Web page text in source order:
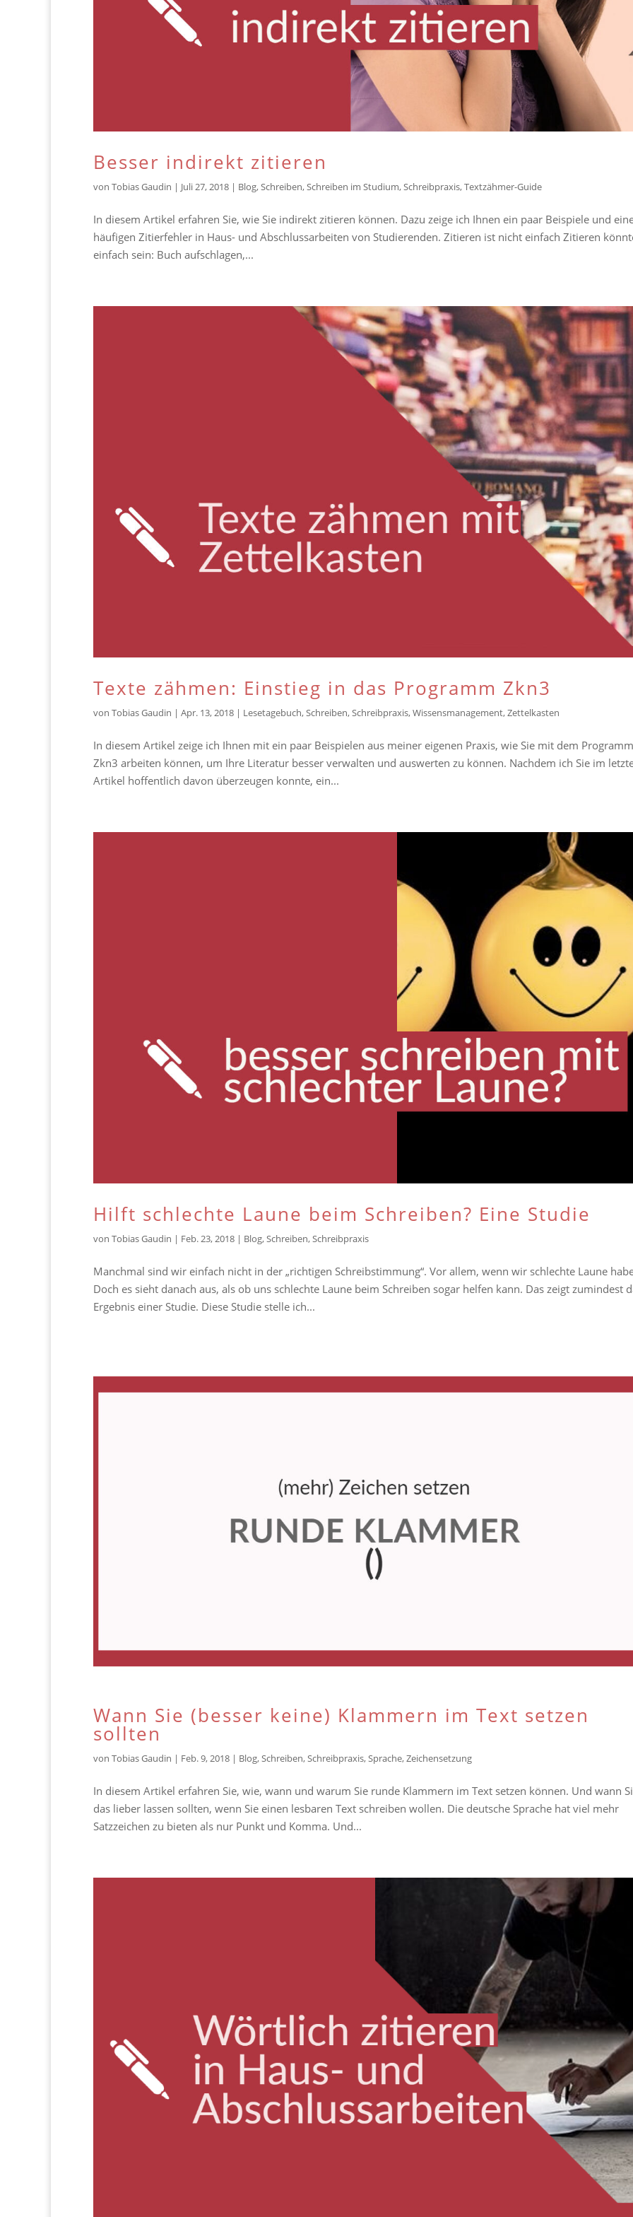
Besser indirekt zitieren
von Tobias Gaudin | Juli 27, 2018 | Blog,Schreiben,Schreiben im Studium,Schreibpraxis,Textzähmer-Guide
In diesem Artikel erfahren Sie, wie Sie indirekt zitieren können. Dazu zeige ich Ihnen ein paar Beispiele und
häufigen Zitierfehler in Haus- und Abschlussarbeiten von Studierenden. Zitieren ist nicht einfach Zitieren
einfach sein: Buch aufschlagen,...
Texte zähmen: Einstieg in das Programm Zkn3
von Tobias Gaudin | Apr. 13, 2018 | Lesetagebuch,Schreiben,Schreibpraxis,Wissensmanagement,Zettelkasten
In diesem Artikel zeige ich Ihnen mit ein paar Beispielen aus meiner eigenen Praxis, wie Sie mit dem Programm
Zkn3 arbeiten können, um Ihre Literatur besser verwalten und auswerten zu können. Nachdem ich Sie im
Artikel hoffentlich davon überzeugen konnte, ein...
Hilft schlechte Laune beim Schreiben? Eine Studie
von Tobias Gaudin | Feb. 23, 2018 | Blog,Schreiben,Schreibpraxis
Manchmal sind wir einfach nicht in der „richtigen Schreibstimmung“. Vor allem, wenn wir schlechte Laune
Doch es sieht danach aus, als ob uns schlechte Laune beim Schreiben sogar helfen kann. Das zeigt zumindest
Ergebnis einer Studie. Diese Studie stelle ich...
Wann Sie (besser keine) Klammern im Text setzen
sollten
von Tobias Gaudin | Feb. 9, 2018 | Blog,Schreiben,Schreibpraxis,Sprache,Zeichensetzung
In diesem Artikel erfahren Sie, wie, wann und warum Sie runde Klammern im Text setzen können. Und wann
das lieber lassen sollten, wenn Sie einen lesbaren Text schreiben wollen. Die deutsche Sprache hat viel mehr
Satzzeichen zu bieten als nur Punkt und Komma. Und...